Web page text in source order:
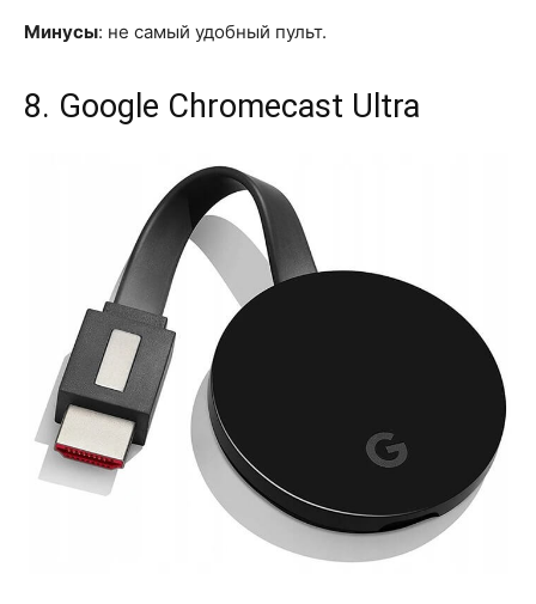
Минусы: не самый удобный пульт.
8. Google Chromecast Ultra